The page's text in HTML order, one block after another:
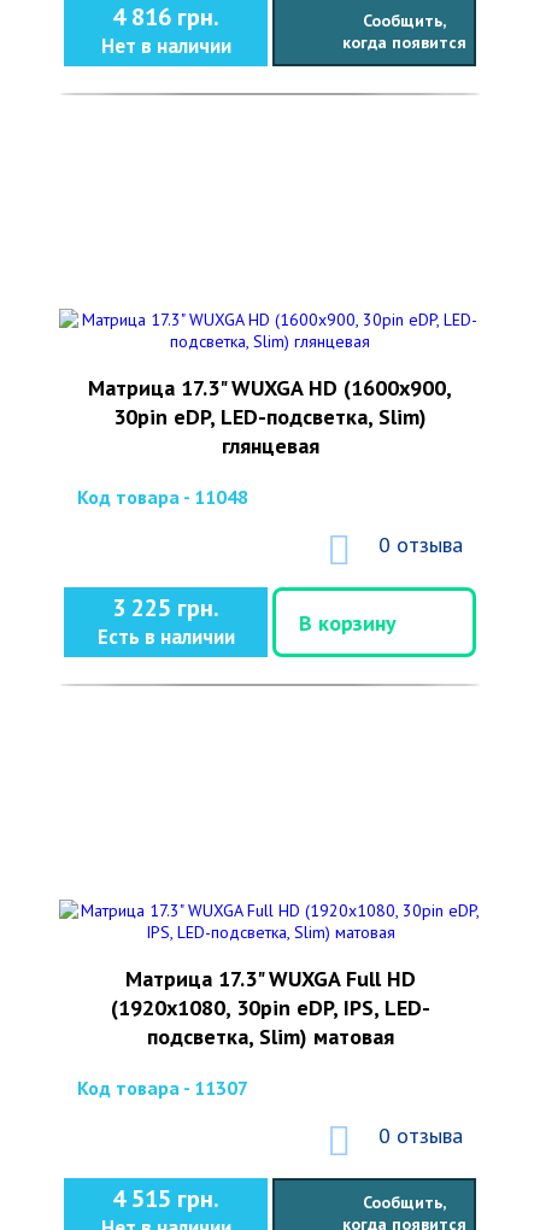
4 816 грн.
Нет в наличии
Сообщить,
когда появится
Матрица 17.3" WUXGA HD (1600x900,
30pin eDP, LED-подсветка, Slim)
глянцевая
Код товара - 11048
0 отзыва
3 225 грн.
Есть в наличии
В корзину
Матрица 17.3" WUXGA Full HD
(1920x1080, 30pin eDP, IPS, LED-
подсветка, Slim) матовая
Код товара - 11307
0 отзыва
4 515 грн.
Сообщить,
когда появится